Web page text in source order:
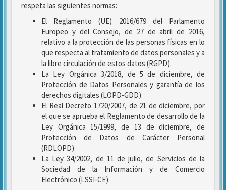
respeta las siguientes normas:
El Reglamento (UE) 2016/679 del Parlamento
Europeo y del Consejo, de 27 de abril de 2016,
relativo a la protección de las personas físicas en lo
que respecta al tratamiento de datos personales y a
la libre circulación de estos datos (RGPD).
La Ley Orgánica 3/2018, de 5 de diciembre, de
Protección de Datos Personales y garantía de los
derechos digitales (LOPD-GDD).
El Real Decreto 1720/2007, de 21 de diciembre, por
el que se aprueba el Reglamento de desarrollo de la
Ley Orgánica 15/1999, de 13 de diciembre, de
Protección de Datos de Carácter Personal
(RDLOPD).
La Ley 34/2002, de 11 de julio, de Servicios de la
Sociedad de la Información y de Comercio
Electrónico (LSSI-CE).